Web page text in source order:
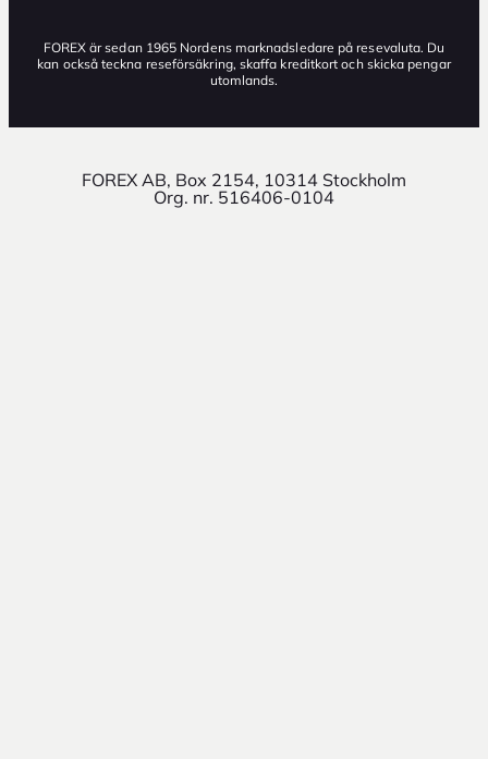
FOREX är sedan 1965 Nordens marknadsledare på resevaluta. Du
kan också teckna reseförsäkring, skaffa kreditkort och skicka pengar
utomlands.
FOREX AB, Box 2154, 10314 Stockholm
Org. nr. 516406-0104